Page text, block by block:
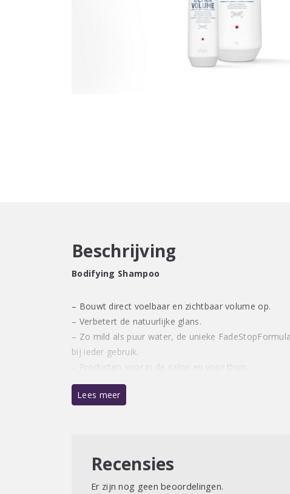
Beschrijving
Bodifying Shampoo
– Bouwt direct voelbaar en zichtbaar volume op.
– Verbetert de natuurlijke glans.
– Zo mild als puur water, de unieke
bij ieder gebruik.
– Producten voor in de salon en voor thuis.
Lees meer
Recensies
Er zijn nog geen beoordelingen.